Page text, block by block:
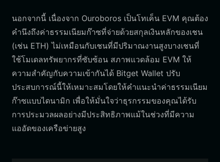
นอกจากนี้ เนื่องจาก Ouroboros เป็นโทเค็น EVM คุณต้อง
คำนึงถึงค่าธรรมเนียมก๊าซที่จ่ายด้วยสกุลเงินหลักของเชน
(เช่น ETH) ไม่เหมือนกับเชนที่มีปริมาณงานสูงบางเชนที่
ใช้โมเดลทรัพยากรที่ซับซ้อน สภาพแวดล้อม EVM ให้
ความสำคัญกับความเข้ากันได้ Bitget Wallet ปรับ
ประสบการณ์นี้ให้เหมาะสมโดยให้คำแนะนำค่าธรรมเนียม
ก๊าซแบบไดนามิก เพื่อให้มั่นใจว่าธุรกรรมของคุณได้รับ
การประมวลผลอย่างมีประสิทธิภาพแม้ในช่วงที่มีความ
แออัดของเครือข่ายสูง